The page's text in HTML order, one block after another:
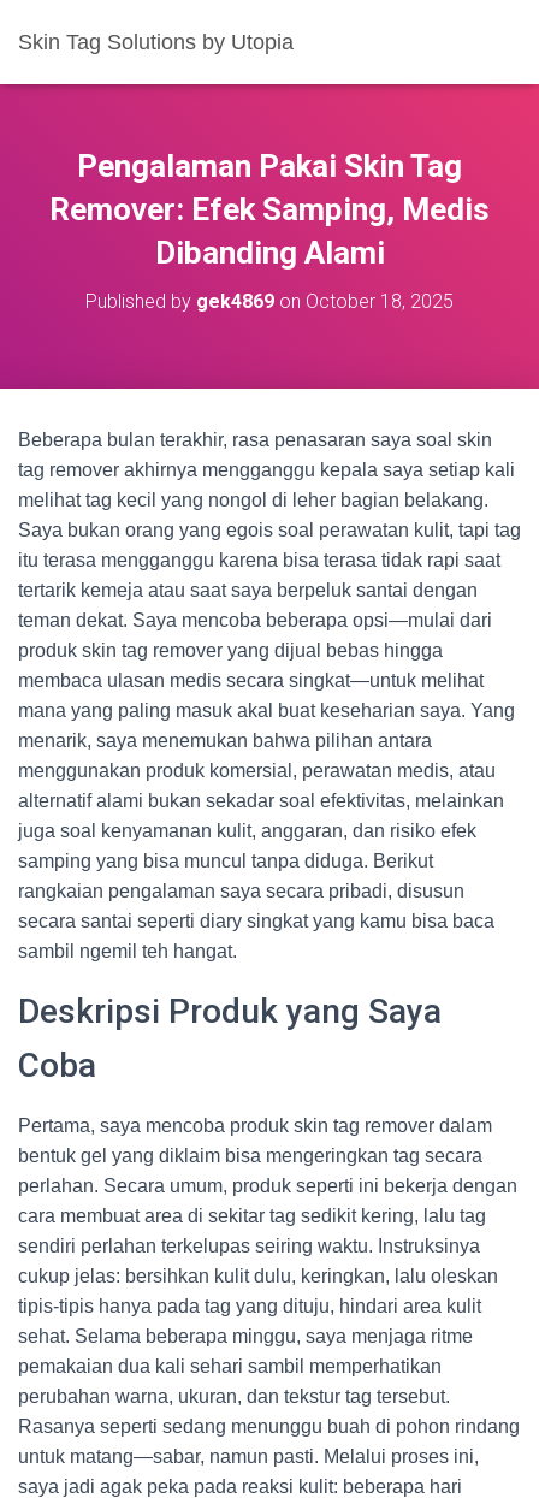
Skin Tag Solutions by Utopia
Pengalaman Pakai Skin Tag
Remover: Efek Samping, Medis
Dibanding Alami
Published by gek4869 on October 18, 2025
Beberapa bulan terakhir, rasa penasaran saya soal skin
tag remover akhirnya mengganggu kepala saya setiap kali
melihat tag kecil yang nongol di leher bagian belakang.
Saya bukan orang yang egois soal perawatan kulit, tapi tag
itu terasa mengganggu karena bisa terasa tidak rapi saat
tertarik kemeja atau saat saya berpeluk santai dengan
teman dekat. Saya mencoba beberapa opsi—mulai dari
produk skin tag remover yang dijual bebas hingga
membaca ulasan medis secara singkat—untuk melihat
mana yang paling masuk akal buat keseharian saya. Yang
menarik, saya menemukan bahwa pilihan antara
menggunakan produk komersial, perawatan medis, atau
alternatif alami bukan sekadar soal efektivitas, melainkan
juga soal kenyamanan kulit, anggaran, dan risiko efek
samping yang bisa muncul tanpa diduga. Berikut
rangkaian pengalaman saya secara pribadi, disusun
secara santai seperti diary singkat yang kamu bisa baca
sambil ngemil teh hangat.
Deskripsi Produk yang Saya
Coba
Pertama, saya mencoba produk skin tag remover dalam
bentuk gel yang diklaim bisa mengeringkan tag secara
perlahan. Secara umum, produk seperti ini bekerja dengan
cara membuat area di sekitar tag sedikit kering, lalu tag
sendiri perlahan terkelupas seiring waktu. Instruksinya
cukup jelas: bersihkan kulit dulu, keringkan, lalu oleskan
tipis-tipis hanya pada tag yang dituju, hindari area kulit
sehat. Selama beberapa minggu, saya menjaga ritme
pemakaian dua kali sehari sambil memperhatikan
perubahan warna, ukuran, dan tekstur tag tersebut.
Rasanya seperti sedang menunggu buah di pohon rindang
untuk matang—sabar, namun pasti. Melalui proses ini,
saya jadi agak peka pada reaksi kulit: beberapa hari